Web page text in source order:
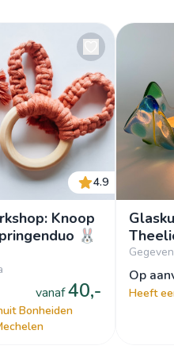
4.9
Knoop
🐰
vanaf40,-
Bonheiden
op
Heeft